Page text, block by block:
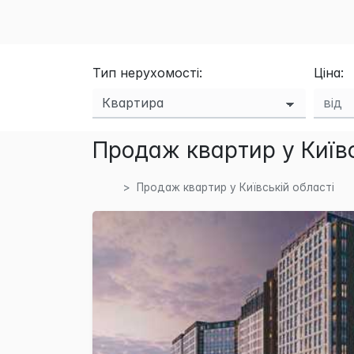
Тип нерухомості: Ціна:
Продаж квартир у
Продаж квартир у Київській області